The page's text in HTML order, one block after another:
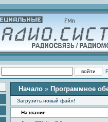
Начало » Программное
Загрузить новый файл!
Название